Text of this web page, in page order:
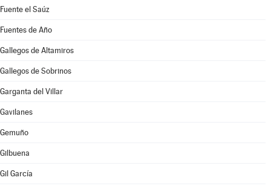
Fuente el Saúz
Fuentes de Año
Gallegos de Altamiros
Gallegos de Sobrinos
Garganta del Villar
Gavilanes
Gemuño
Gilbuena
Gil García